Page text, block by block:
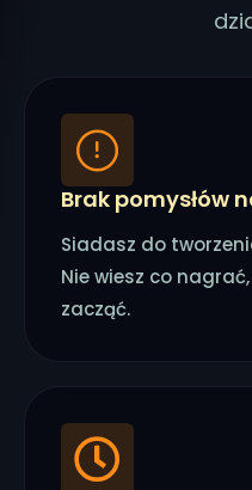
Brak pomysłów
Siadasz do
Nie wiesz co
zacząć.